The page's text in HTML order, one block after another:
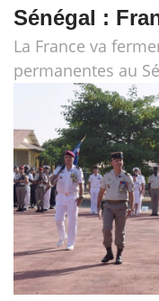
Sénégal :
La France va
permanentes au